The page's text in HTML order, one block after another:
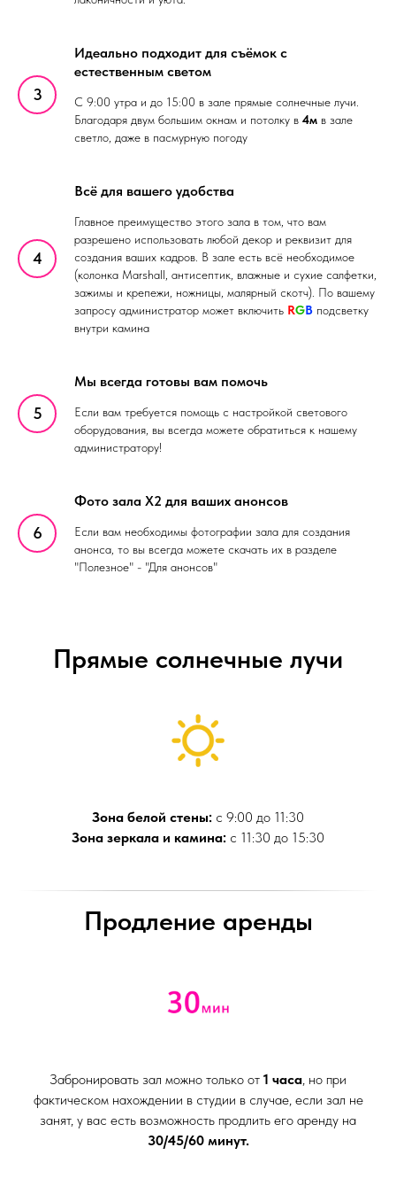
Идеально подходит для съёмок с
естественным светом
С 9:00 утра и до 15:00 в зале прямые солнечные лучи.
Благодаря двум большим окнам и потолку в 4м в зале
светло, даже в пасмурную погоду
Всё для вашего удобства
Главное преимущество этого зала в том, что вам
разрешено использовать любой декор и реквизит для
создания ваших кадров. В зале есть всё необходимое
(колонка Marshall, антисептик, влажные и сухие салфетки,
зажимы и крепежи, ножницы, малярный скотч). По вашему
запросу администратор может включить RGB подсветку
внутри камина
Мы всегда готовы вам помочь
Если вам требуется помощь с настройкой светового
оборудования, вы всегда можете обратиться к нашему
администратору!
Фото зала X2 для ваших анонсов
Если вам необходимы фотографии зала для создания
анонса, то вы всегда можете скачать их в разделе
"Полезное" - "Для анонсов"
Прямые солнечные лучи
Зона белой стены: с 9:00 до 11:30
Зона зеркала и камина: с 11:30 до 15:30
Продление аренды
Забронировать зал можно только от 1 часа , но при
фактическом нахождении в студии в случае, если зал не
занят, у вас есть возможность продлить его аренду на
30/45/60 минут.